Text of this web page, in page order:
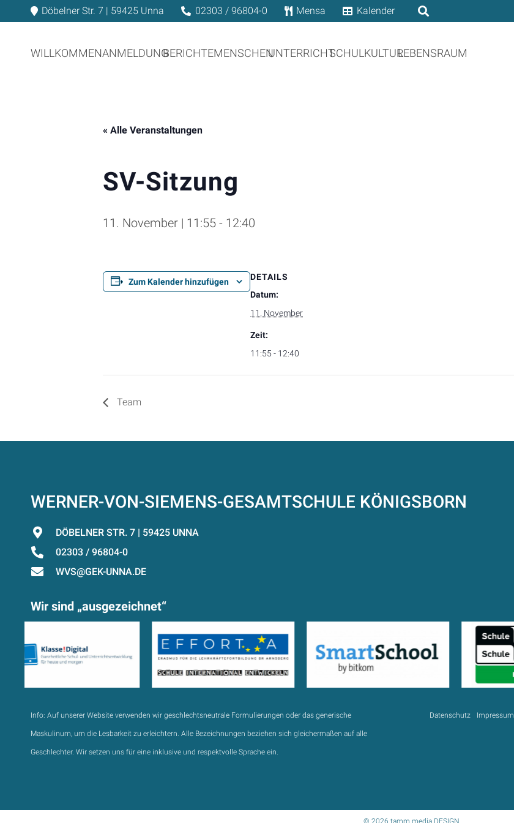
Döbelner Str. 7 | 59425 Unna 02303 / 96804-0 Mensa Kalender
WILLKOMMENANMELDUNGBERICHTEMENSCHENUNTERRICHTSCHULKULTURLEBENSRAUM
« Alle Veranstaltungen
SV-Sitzung
11. November | 11:55 - 12:40
Zum Kalender hinzufügen
DETAILS
Datum:
11. November
Zeit:
11:55 - 12:40
Team
WERNER-VON-SIEMENS-GESAMTSCHULE KÖNIGSBORN
DÖBELNER STR. 7 | 59425 UNNA
02303 / 96804-0
WVS@GEK-UNNA.DE
Wir sind „ausgezeichnet“
Info: Auf unserer Website verwenden wir geschlechtsneutrale Formulierungen oder das generische
Maskulinum, um die Lesbarkeit zu erleichtern. Alle Bezeichnungen beziehen sich gleichermaßen auf alle
Geschlechter. Wir setzen uns für eine inklusive und respektvolle Sprache ein.
Datenschutz Impressum